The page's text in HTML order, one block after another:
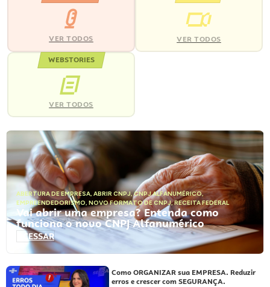
VER TODOS VER TODOS
WEBSTORIES
VER TODOS
ABERTURA DE EMPRESA, ABRIR CNPJ,CNPJ ALFANUMÉRICO,
EMPREENDEDORISMO, NOVO FORMATO DE CNPJ,RECEITA FEDERAL
Vai abrir uma empresa? Entenda como
funciona o novo CNPJ Alfanumérico
ACESSAR
Como ORGANIZAR sua EMPRESA. Reduzir
erros e crescer com SEGURANÇA.